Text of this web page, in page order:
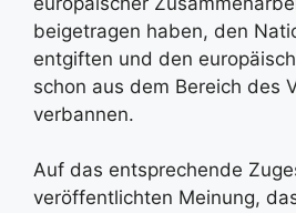
beigetragen haben, den
entgiften und den
schon aus dem Bereich des
verbannen.
Auf das entsprechende
veröffentlichten Meinung,